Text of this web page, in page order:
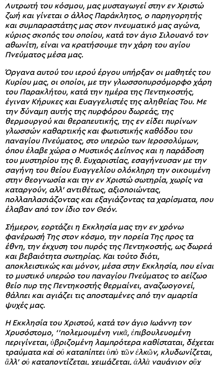
Λυτρωτή του κόσμου, μας μυσταγωγεί στην εν Χριστώ
ζωή και γίνεται ο άλλος Παράκλητος, ο παρηγορητής
και συμπαραστάτης μας στον πνευματικό μας αγώνα,
κύριος σκοπός του οποίου, κατά τον άγιο Σιλουανό τον
αθωνίτη, είναι να κρατήσουμε την χάρη του αγίου
Πνεύματος μέσα μας.
Όργανα αυτού του ιερού έργου υπήρξαν οι μαθητές του
Κυρίου μας, οι οποίοι, με την γλωσσοπυρσόμορφο χάρη
του Παρακλήτου, κατά την ημέρα της Πεντηκοστής,
έγιναν Κήρυκες και Ευαγγελιστές της αληθείας Του. Με
την δύναμη αυτής της πυρφόρου δωρεάς, της
θερμουργού και θεραπευτικής, της εν είδει πυρίνων
γλωσσών καθαρτικής και φωτιστικής καθόδου του
παναγίου Πνεύματος, στο υπερώο των Ιεροσολύμων,
όπου έλαβε χώρα ο Μυστικός Δείπνος και η παράδοση
του μυστηρίου της θ. Ευχαριστίας, εσαγήνευσαν με την
σαγήνη του θείου Ευαγγελίου ολόκληρη την οικουμένη
στην θεογνωσία και την εν Χριστώ σωτηρία, χωρίς να
καταργούν, αλλ’ αντιθέτως, αξιοποιώντας,
πολλαπλασιάζοντας και εξαγιάζοντας τα χαρίσματα, που
έλαβαν από τον ίδιο τον Θεόν.
Σήμερον, εορτάζει η Εκκλησία μας την εν χρόνω
φανέρωσή Της στον κόσμο, την πορεία Της προς τα
έθνη, την έκχυση του πυρός της Πεντηκοστής, ως δωρεά
και βεβαιότητα σωτηρίας. Και τούτο διότι,
αποκλειστικώς και μόνον, μέσα στην Εκκλησία, που είναι
το μυστικό υπερώο του παναγίου Πνεύματος το αείζωο
θείο πυρ της Πεντηκοστής θερμαίνει, αναζωογονεί,
θάλπει και αγιάζει τις αποσταμένες από την αμαρτία
ψυχές μας.
Η Εκκλησία του Χριστού, κατά τον άγιο Ιωάννη τον
Χρυσόστομο, ‘’πολεμουμένη νικᾶ, ἐπιβουλευομένη
περιγίνεται, ὑβριζομένη λαμπρότερα καθίσταται, δέχεται
τραύματα καὶ οὐ καταπίπτει ὑπὸ τῶν ἐλκῶν, κλυδωνίζεται,
ἂλλ’ οὐ καταποντίζεται, χειμάζεται, ἀλλὰ ναυάγιον οὒχ